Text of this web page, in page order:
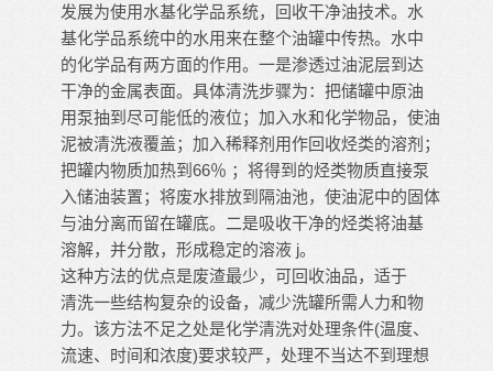
发展为使用水基化学品系统，回收干净油技术。水
基化学品系统中的水用来在整个油罐中传热。水中
的化学品有两方面的作用。一是渗透过油泥层到达
干净的金属表面。具体清洗步骤为：把储罐中原油
用泵抽到尽可能低的液位；加入水和化学物品，使油
泥被清洗液覆盖；加入稀释剂用作回收烃类的溶剂；
把罐内物质加热到66％ ；将得到的烃类物质直接泵
入储油装置；将废水排放到隔油池，使油泥中的固体
与油分离而留在罐底。二是吸收干净的烃类将油基
溶解，并分散，形成稳定的溶液 j。
这种方法的优点是废渣最少，可回收油品，适于
清洗一些结构复杂的设备，减少洗罐所需人力和物
力。该方法不足之处是化学清洗对处理条件(温度、
流速、时间和浓度)要求较严，处理不当达不到理想